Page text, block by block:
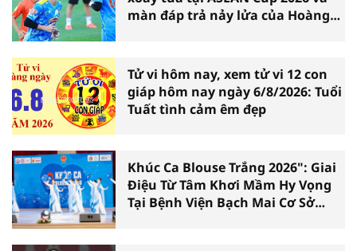
màn đáp trả nảy lửa của Hoàng
Tử vi hôm nay, xem tử vi 12 con
giáp hôm nay ngày 6/8/2026: Tuổi
Tuất tình cảm êm đẹp
Khúc Ca Blouse Trắng 2026": Giai
Điệu Từ Tâm Khơi Mầm Hy Vọng
Tại Bệnh Viện Bạch Mai Cơ Sở